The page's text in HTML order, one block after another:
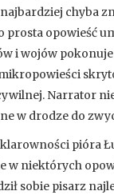
chyba
prosta opowieść
i wojów
Narrator
w drodze do
pióra
w niektórych
sobie pisarz